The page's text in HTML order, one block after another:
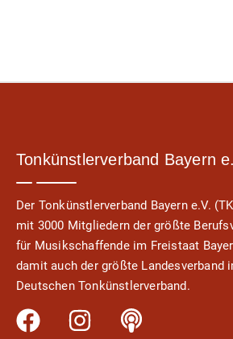
Tonkünstlerverband Bayern
Der Tonkünstlerverband Bayern e.V.
mit 3000 Mitgliedern der größte
für Musikschaffende im Freistaat
damit auch der größte Landesverband
Deutschen Tonkünstlerverband.